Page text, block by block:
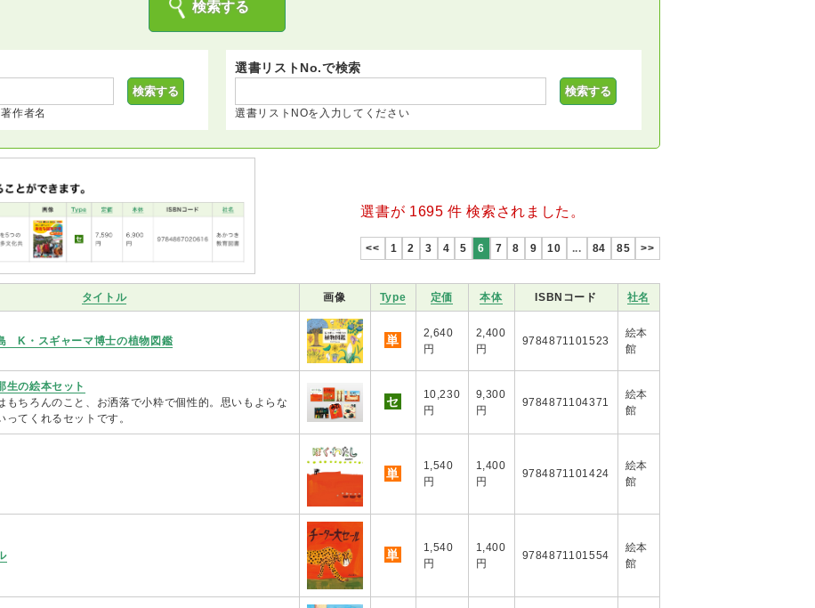
作者名
選書リストNo.で検索
選書リストNOを入力してください
選書が 1695 件 検索されました。
<< 1 2 3 4 5 6 7 8 9 10 ... 84 85 >>
タイトル 画像 Type 定価 本体 ISBNコード 社名
K・スギャーマ博士の植物図鑑 単
2,640
円
2,400
円
9784871101523
絵本
館
の絵本セット
もちろんのこと、お洒落で小粋で個性的。思いもよらな
ってくれるセットです。
セ
10,230
円
9,300
円
9784871104371
絵本
館
単
1,540
円
1,400
円
9784871101424
絵本
館
単
1,540
円
1,400
円
9784871101554
絵本
館